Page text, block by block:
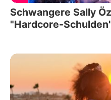
Schwangere Sally
"Hardcore-